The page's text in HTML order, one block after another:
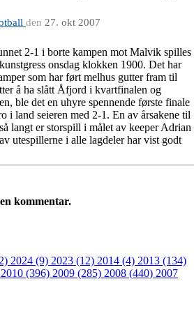
den 27. okt 2007
2-1 i borte kampen mot Malvik spilles
onsdag klokken 1900. Det har
som har ført melhus gutter fram til
å ha slått Åfjord i kvartfinalen og
ble det en uhyre spennende første finale
i land seieren med 2-1. En av årsakene til
langt er storspill i målet av keeper Adrian
utespillerne i alle lagdeler har vist godt
kommentar.
2024 (9) 2023 (12) 2014 (4) 2013 (134)
2010 (396) 2009 (285) 2008 (440) 2007